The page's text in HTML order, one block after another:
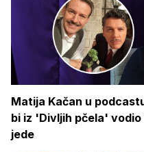
Matija Kačan u
bi iz 'Divljih pčela'
jede